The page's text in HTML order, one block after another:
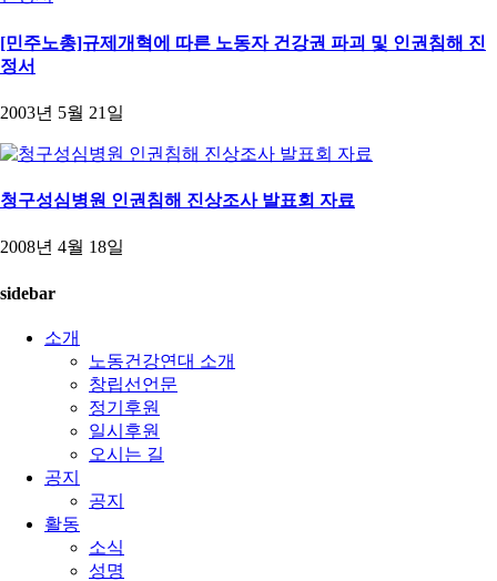
[민주노총]규제개혁에 따른 노동자 건강권 파괴 및 인권침해 진
정서
2003년 5월 21일
청구성심병원 인권침해 진상조사 발표회 자료
2008년 4월 18일
sidebar
소개
노동건강연대 소개
창립선언문
정기후원
일시후원
오시는 길
공지
공지
활동
소식
성명